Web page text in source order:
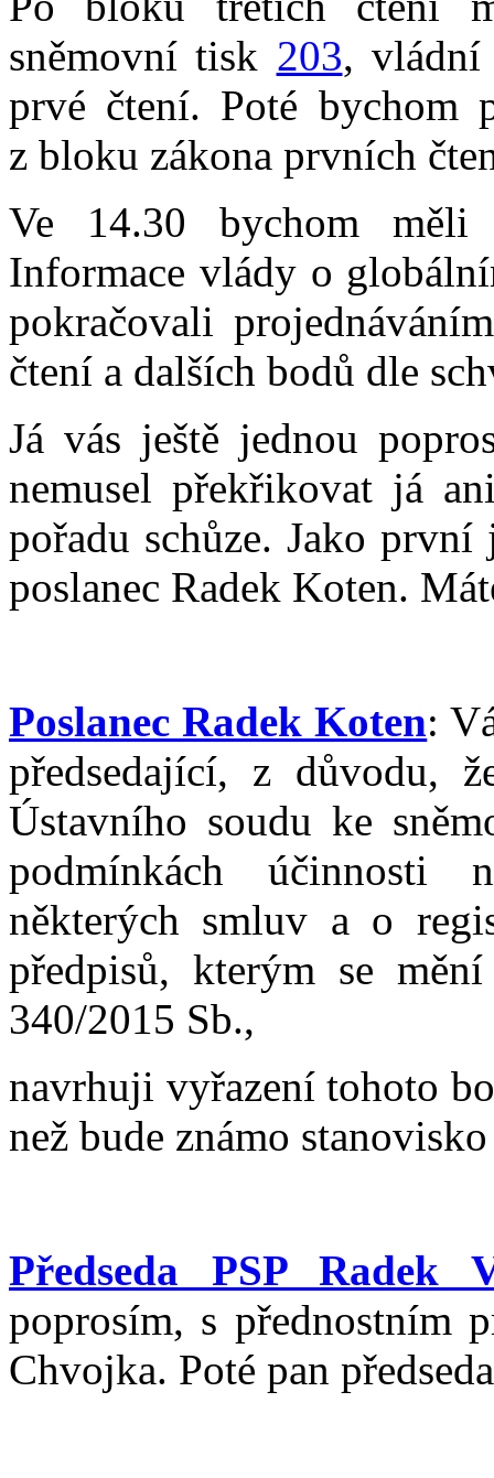
sněmovní tisk 203, vládní
prvé čtení. Poté bychom
z bloku zákona prvních
Ve 14.30 bychom
Informace vlády o
pokračovali
čtení a dalších bodů dle
Já vás ještě jednou
nemusel překřikovat já
pořadu schůze. Jako
poslanec Radek Koten.
Poslanec Radek Koten:
předsedající, z důvodu,
Ústavního soudu ke
podmínkách účinnosti
některých smluv a o
předpisů, kterým se
340/2015 Sb.,
navrhuji vyřazení tohoto
než bude známo
Předseda PSP Radek
poprosím, s přednostním
Chvojka. Poté pan